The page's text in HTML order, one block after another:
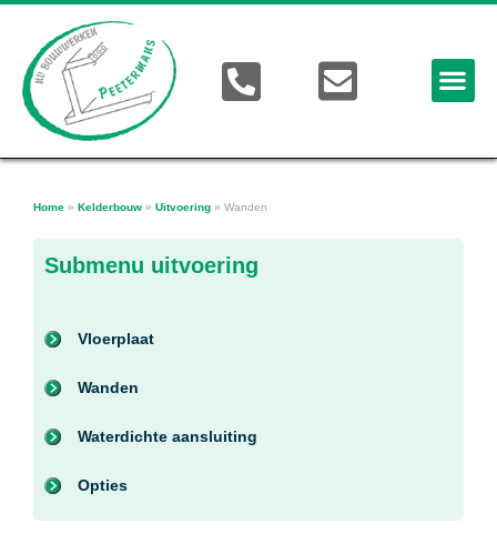
Home » Kelderbouw » Uitvoering » Wanden
Submenu uitvoering
Vloerplaat
Wanden
Waterdichte aansluiting
Opties